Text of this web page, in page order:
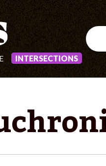
INTERSECTIONS